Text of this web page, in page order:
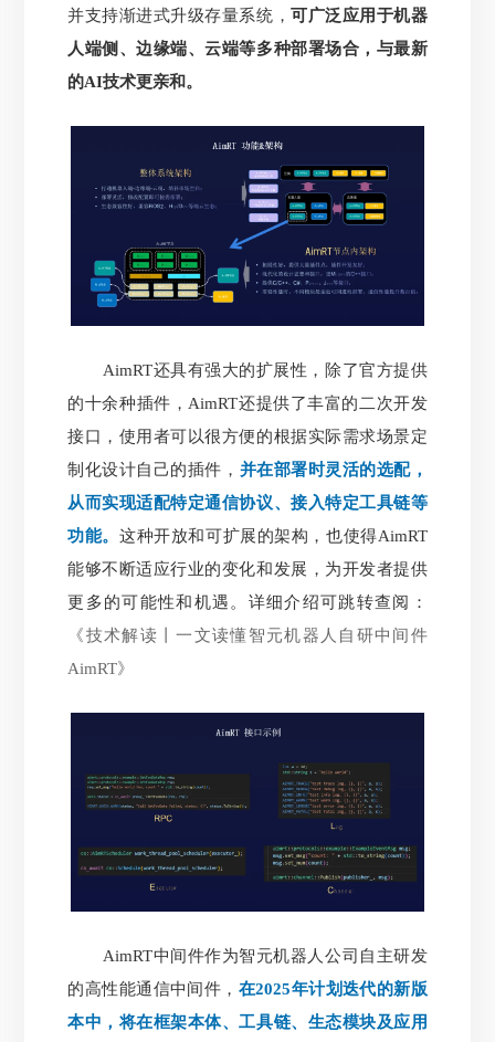
并支持渐进式升级存量系统，可广泛应用于机器
人端侧、边缘端、云端等多种部署场合，与最新
的AI技术更亲和。
AimRT还具有强大的扩展性，除了官方提供
的十余种插件，AimRT还提供了丰富的二次开发
接口，使用者可以很方便的根据实际需求场景定
制化设计自己的插件， 并在部署时灵活的选配，
从而实现适配特定通信协议、接入特定工具链等
功能。这种开放和可扩展的架构，也使得AimRT
能够不断适应行业的变化和发展，为开发者提供
更多的可能性和机遇。详细介绍可跳转查阅：
《技术解读丨一文读懂智元机器人自研中间件
AimRT》
AimRT中间件作为智元机器人公司自主研发
的高性能通信中间件， 在2025年计划迭代的新版
本中，将在框架本体、工具链、生态模块及应用